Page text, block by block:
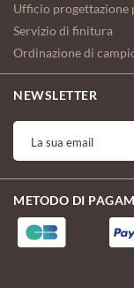
Ufficio progettazione
Servizio di finitura
Ordinazione di
NEWSLETTER
METODO DI